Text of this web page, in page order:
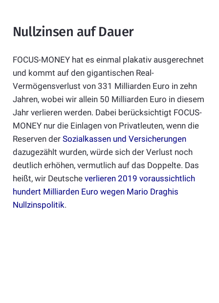
Nullzinsen auf Dauer
FOCUS-MONEY hat es einmal plakativ ausgerechnet
und kommt auf den gigantischen Real-
Vermögensverlust von 331 Milliarden Euro in zehn
Jahren, wobei wir allein 50 Milliarden Euro in diesem
Jahr verlieren werden. Dabei berücksichtigt FOCUS-
MONEY nur die Einlagen von Privatleuten, wenn die
Reserven der Sozialkassen und Versicherungen
dazugezählt wurden, würde sich der Verlust noch
deutlich erhöhen, vermutlich auf das Doppelte. Das
heißt, wir Deutsche verlieren 2019 voraussichtlich
hundert Milliarden Euro wegen Mario Draghis
Nullzinspolitik.